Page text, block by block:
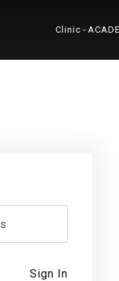
Clinic
Sign In